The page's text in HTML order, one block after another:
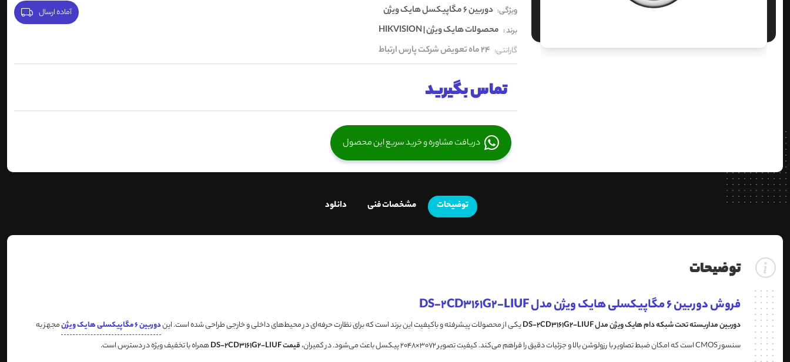
ویژگی: دوربین 6 مگاپیکسل هایک ویژن
برند : محصولات هایک ویژن | HIKVISION
گارانتی: 24 ماه تعویض شرکت پارس ارتباط
آماده ارسال
تماس بگیرید
دریافت مشاوره و خرید سریع این محصول
توضیحات مشخصات فنی دانلود
توضیحات
فروش دوربین 6 مگاپیکسلی هایک ویژن مدل DS-2CD3161G2-LIUF
دوربین مداربسته تحت شبکه دام هایک ویژن مدل DS-2CD3161G2-LIUF یکی از محصولات پیشرفته و باکیفیت این برند است که برای نظارت حرفه‌ای در محیط‌های داخلی و خارجی طراحی شده است. ایندوربین 6 مگاپیکسلی هایک ویژن
مجهز به
سنسور CMOS است که امکان ضبط تصاویر با رزولوشن بالا و جزئیات دقیق را فراهم می‌کند. کیفیت تصویر 3072×2048 پیکسل باعث می‌شود. در کمیران،
قیمت DS-2CD3161G2-LIUF همراه با تخفیف ویژه در دسترس است.